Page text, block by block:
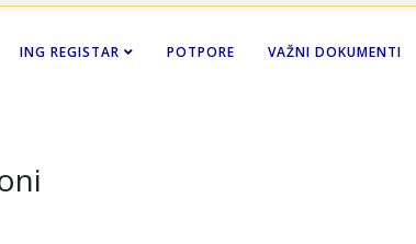
ING REGISTAR POTPORE VAŽNI DOKUMENTI